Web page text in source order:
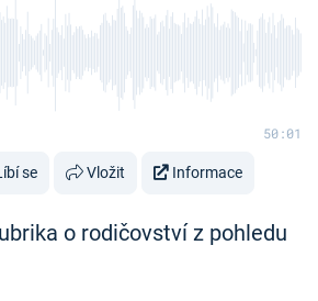
50:01
se Vložit Informace
o rodičovství z pohledu